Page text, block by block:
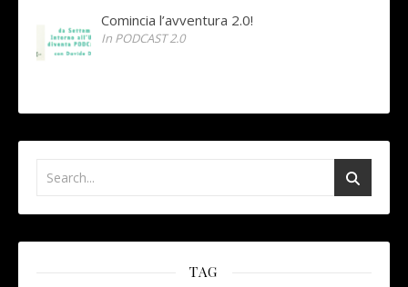
Comincia l’avventura 2.0!
In PODCAST 2.0
TAG